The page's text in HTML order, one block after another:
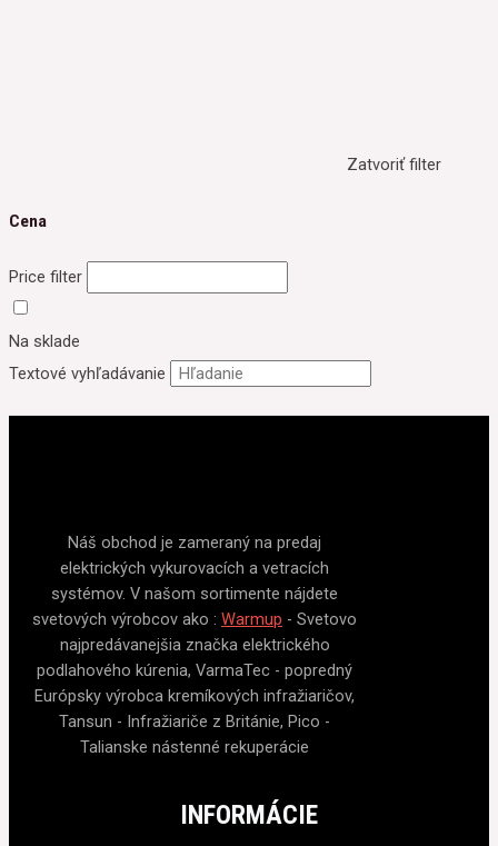
Zatvoriť filter
Cena
Price filter
Na sklade
Textové vyhľadávanie
Náš obchod je zameraný na predaj
elektrických vykurovacích a vetracích
systémov. V našom sortimente nájdete
svetových výrobcov ako : Warmup - Svetovo
najpredávanejšia značka elektrického
podlahového kúrenia, VarmaTec - popredný
Európsky výrobca kremíkových infražiaričov,
Tansun - Infražiariče z Británie, Pico -
Talianske nástenné rekuperácie
INFORMÁCIE